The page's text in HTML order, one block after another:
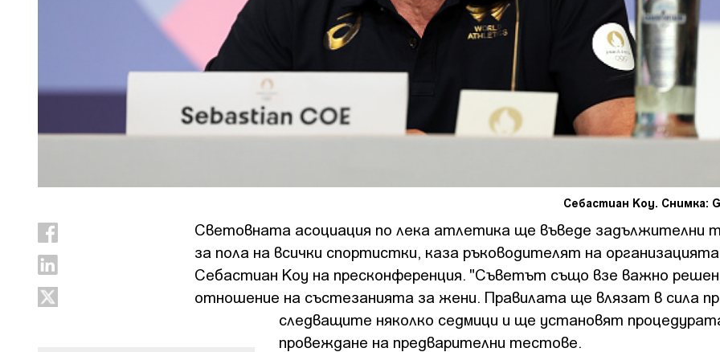
Себастиан Коу. Снимка:
Световната асоциация по лека атлетика ще въведе задължителни
за пола на всички спортистки, каза ръководителят на организацията
Себастиан Коу на пресконференция. "Съветът също взе важно
отношение на състезанията за жени. Правилата ще влязат в сила
следващите няколко седмици и ще установят
провеждане на предварителни тестове.